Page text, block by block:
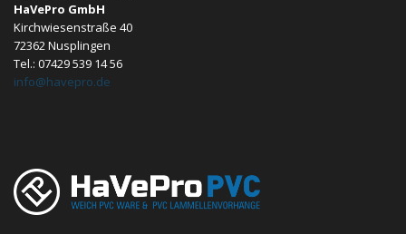
HaVePro GmbH
Kirchwiesenstraße 40
72362 Nusplingen
Tel.: 07429 539 14 56
info@havepro.de